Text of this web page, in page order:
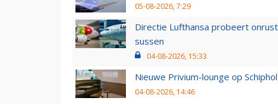
05-08-2026, 7:29
Directie Lufthansa probeert
sussen
04-08-2026, 15:33
Nieuwe Privium-lounge op
04-08-2026, 14:46